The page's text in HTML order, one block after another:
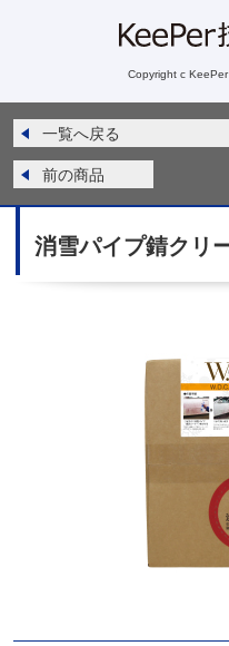
Copyright c
一覧へ戻る
前の商品
消雪パイプ錆クリ